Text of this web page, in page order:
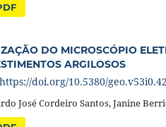
DO MICROSCÓPIO
ARGILOSOS
https://doi.org/10.5380/
José Cordeiro Santos, Janine